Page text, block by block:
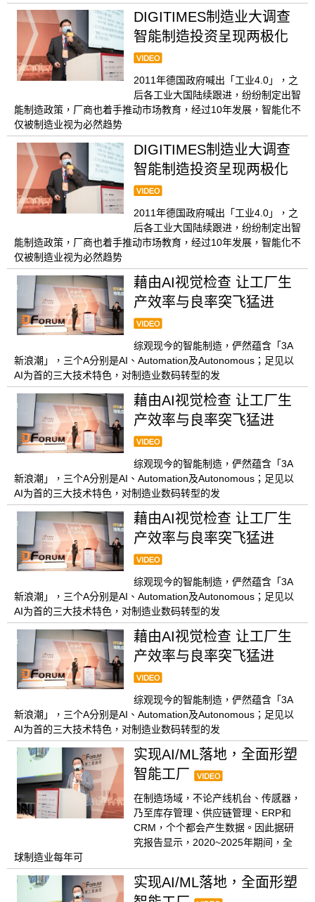
DIGITIMES制造业大调查
智能制造投资呈现两极化
2011年德国政府喊出「工业4.0」，之
后各工业大国陆续跟进，纷纷制定出智
能制造政策，厂商也着手推动市场教育，经过10年发展，智能化不
仅被制造业视为必然趋势
DIGITIMES制造业大调查
智能制造投资呈现两极化
2011年德国政府喊出「工业4.0」，之
后各工业大国陆续跟进，纷纷制定出智
能制造政策，厂商也着手推动市场教育，经过10年发展，智能化不
仅被制造业视为必然趋势
藉由AI视觉检查 让工厂生
产效率与良率突飞猛进
综观现今的智能制造，俨然蕴含「3A
新浪潮」，三个A分别是AI、Automation及Autonomous；足见以
AI为首的三大技术特色，对制造业数码转型的发
藉由AI视觉检查 让工厂生
产效率与良率突飞猛进
综观现今的智能制造，俨然蕴含「3A
新浪潮」，三个A分别是AI、Automation及Autonomous；足见以
AI为首的三大技术特色，对制造业数码转型的发
藉由AI视觉检查 让工厂生
产效率与良率突飞猛进
综观现今的智能制造，俨然蕴含「3A
新浪潮」，三个A分别是AI、Automation及Autonomous；足见以
AI为首的三大技术特色，对制造业数码转型的发
藉由AI视觉检查 让工厂生
产效率与良率突飞猛进
综观现今的智能制造，俨然蕴含「3A
新浪潮」，三个A分别是AI、Automation及Autonomous；足见以
AI为首的三大技术特色，对制造业数码转型的发
实现AI/ML落地，全面形塑
智能工厂
在制造场域，不论产线机台、传感器，
乃至库存管理、供应链管理、ERP和
CRM，个个都会产生数据。因此据研
究报告显示，2020~2025年期间，全
球制造业每年可
实现AI/ML落地，全面形塑